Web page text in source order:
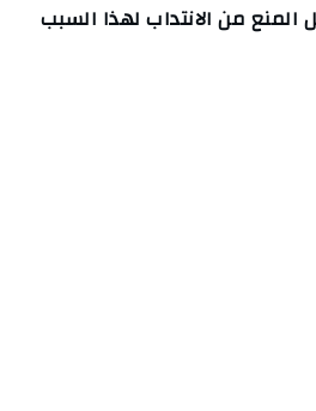
المنع من الانتداب لهذا السبب